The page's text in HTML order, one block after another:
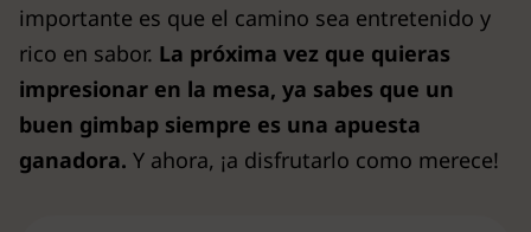
importante es que el camino sea entretenido y
rico en sabor. La próxima vez que quieras
impresionar en la mesa, ya sabes que un
buen gimbap siempre es una apuesta
ganadora. Y ahora, ¡a disfrutarlo como merece!